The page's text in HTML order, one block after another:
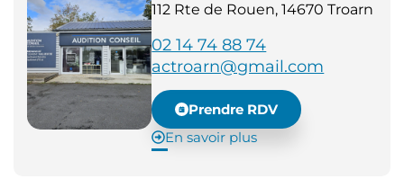
112 Rte de Rouen, 14670 Troarn
02 14 74 88 74
actroarn@gmail.com
Prendre RDV
En savoir plus